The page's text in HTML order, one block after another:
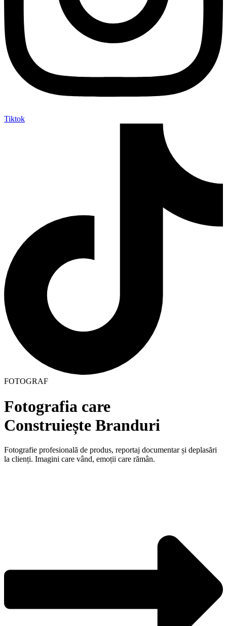
Tiktok
FOTOGRAF
Fotografia care
Construiește Branduri
Fotografie profesională de produs, reportaj documentar și deplasări
la clienți. Imagini care vând, emoții care rămân.